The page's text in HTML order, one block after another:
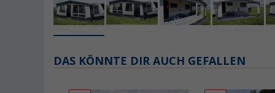
DAS KÖNNTE DIR AUCH GEFALLEN